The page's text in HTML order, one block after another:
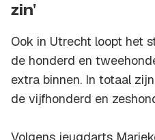
zin'
Ook in Utrecht loopt het
de honderd en
extra binnen. In totaal
de vijfhonderd en